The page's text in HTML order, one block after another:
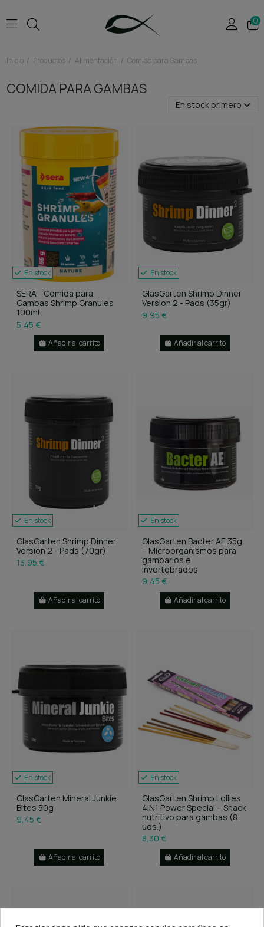
0
Inicio Productos Alimentación Comida para Gambas
COMIDA PARA GAMBAS
En stock primero
En stock
SERA - Comida para
Gambas Shrimp Granules
100mL
5,45 €
Añadir al carrito
En stock
GlasGarten Shrimp Dinner
Version 2 - Pads (35gr)
9,95 €
Añadir al carrito
En stock
GlasGarten Shrimp Dinner
Version 2 - Pads (70gr)
13,95 €
Añadir al carrito
En stock
GlasGarten Bacter AE 35g
– Microorganismos para
gambarios e
invertebrados
9,45 €
Añadir al carrito
En stock
GlasGarten Mineral Junkie
Bites 50g
9,45 €
Añadir al carrito
En stock
GlasGarten Shrimp Lollies
4IN1 Power Special – Snack
nutritivo para gambas (8
uds.)
8,30 €
Añadir al carrito